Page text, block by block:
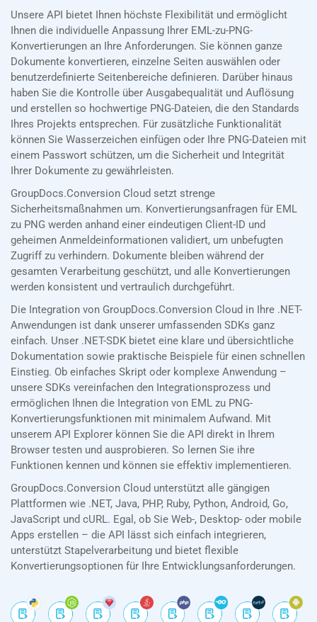
Unsere API bietet Ihnen höchste Flexibilität und ermöglicht
Ihnen die individuelle Anpassung Ihrer EML-zu-PNG-
Konvertierungen an Ihre Anforderungen. Sie können ganze
Dokumente konvertieren, einzelne Seiten auswählen oder
benutzerdefinierte Seitenbereiche definieren. Darüber hinaus
haben Sie die Kontrolle über Ausgabequalität und Auflösung
und erstellen so hochwertige PNG-Dateien, die den Standards
Ihres Projekts entsprechen. Für zusätzliche Funktionalität
können Sie Wasserzeichen einfügen oder Ihre PNG-Dateien mit
einem Passwort schützen, um die Sicherheit und Integrität
Ihrer Dokumente zu gewährleisten.
GroupDocs.Conversion Cloud setzt strenge
Sicherheitsmaßnahmen um. Konvertierungsanfragen für EML
zu PNG werden anhand einer eindeutigen Client-ID und
geheimen Anmeldeinformationen validiert, um unbefugten
Zugriff zu verhindern. Dokumente bleiben während der
gesamten Verarbeitung geschützt, und alle Konvertierungen
werden konsistent und vertraulich durchgeführt.
Die Integration von GroupDocs.Conversion Cloud in Ihre .NET-
Anwendungen ist dank unserer umfassenden SDKs ganz
einfach. Unser .NET-SDK bietet eine klare und übersichtliche
Dokumentation sowie praktische Beispiele für einen schnellen
Einstieg. Ob einfaches Skript oder komplexe Anwendung –
unsere SDKs vereinfachen den Integrationsprozess und
ermöglichen Ihnen die Integration von EML zu PNG-
Konvertierungsfunktionen mit minimalem Aufwand. Mit
unserem API Explorer können Sie die API direkt in Ihrem
Browser testen und ausprobieren. So lernen Sie ihre
Funktionen kennen und können sie effektiv implementieren.
GroupDocs.Conversion Cloud unterstützt alle gängigen
Plattformen wie .NET, Java, PHP, Ruby, Python, Android, Go,
JavaScript und cURL. Egal, ob Sie Web-, Desktop- oder mobile
Apps erstellen – die API lässt sich einfach integrieren,
unterstützt Stapelverarbeitung und bietet flexible
Konvertierungsoptionen für Ihre Entwicklungsanforderungen.